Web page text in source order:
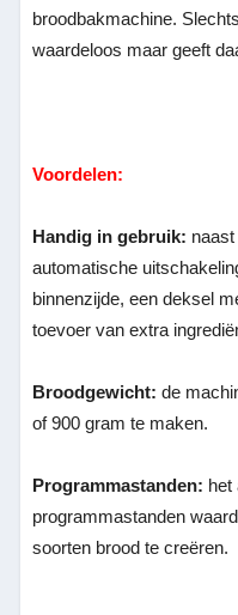
broodbakmachine.
waardeloos maar geeft
Voordelen:
Handig in gebruik:
automatische
binnenzijde, een deksel
toevoer van extra
Broodgewicht: de
of 900 gram te maken.
Programmastanden: het
programmastanden
soorten brood te creëren.